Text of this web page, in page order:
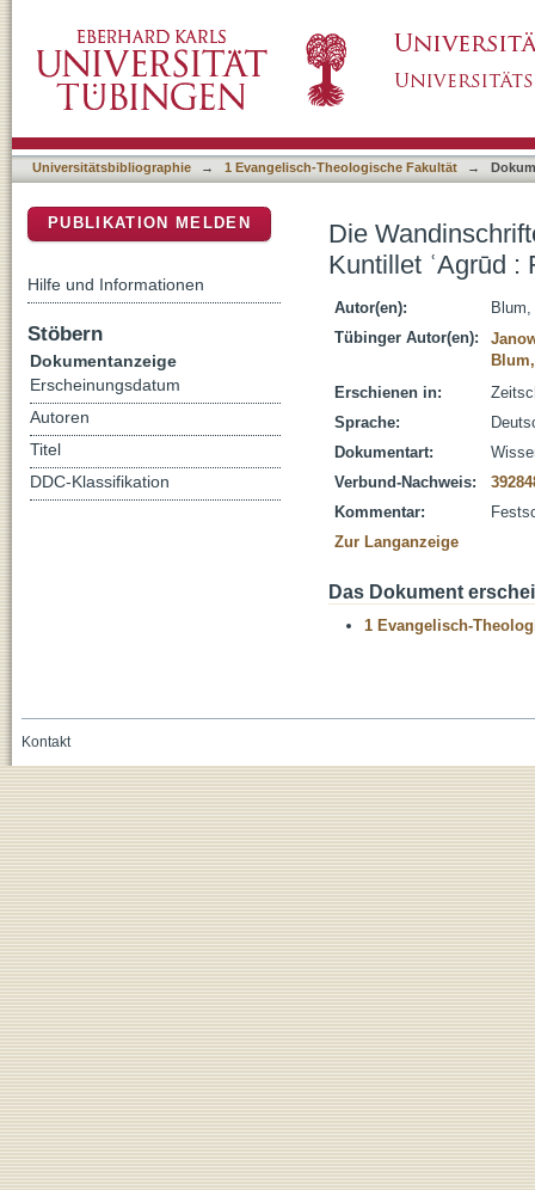
Janowski zum 70. Geburtstag
Universitätsbibliographie → 1 Evangelisch-Theologische Fakultät →
Die
Kuntillet ʿAgrūd :
Autor(en):
Tübinger Autor(en):
Erschienen in:
Sprache:
Dokumentart:
Verbund-Nachweis:
Kommentar:
Zur Langanzeige
Das Dokument
1 Evangelisch-
PUBLIKATION MELDEN
Hilfe und Informationen
Stöbern
Dokumentanzeige
Erscheinungsdatum
Autoren
Titel
DDC-Klassifikation
Kontakt